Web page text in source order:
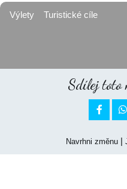
Výlety Turistické cíle
Sdílej toto
 
Navrhni změnu|